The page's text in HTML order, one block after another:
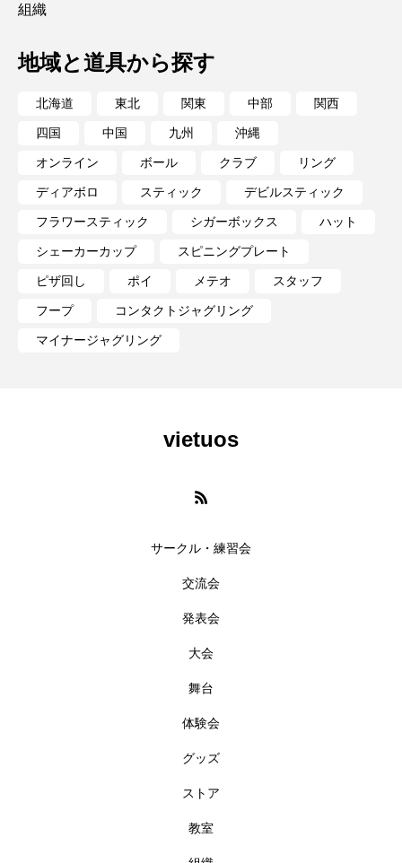
組織
地域と道具から探す
北海道 東北 関東 中部 関西
四国 中国 九州 沖縄
オンライン ボール クラブ リング
ディアボロ スティック デビルスティック
フラワースティック シガーボックス ハット
シェーカーカップ スピニングプレート
ピザ回し ポイ メテオ スタッフ
フープ コンタクトジャグリング
マイナージャグリング
vietuos
サークル・練習会
交流会
発表会
大会
舞台
体験会
グッズ
ストア
教室